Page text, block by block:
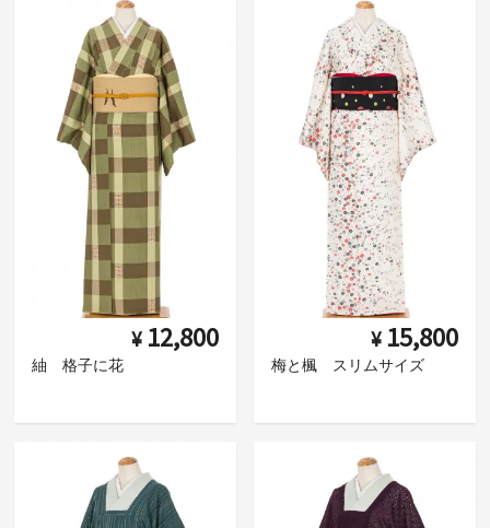
¥ 12,800
紬 格子に花
¥ 15,800
梅と楓 スリムサイズ